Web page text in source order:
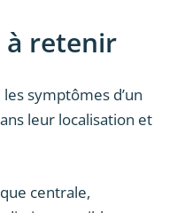
à retenir
symptômes d’un
leur localisation et
centrale,